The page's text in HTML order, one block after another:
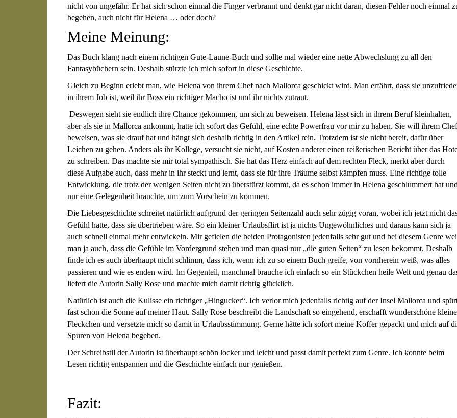
nicht von ungefähr. Er hat sich schon einmal die Finger verbrannt und denkt gar nicht daran, diesen Fehler noch einmal
begehen, auch nicht für Helena … oder doch?
Meine Meinung:
Das Buch klang nach einem richtigen Gute-Laune-Buch und sollte mal wieder eine nette Abwechslung zu all den
Fantasybüchern sein. Deshalb stürzte ich mich sofort in diese Geschichte.
Gleich zu Beginn erlebt man, wie Helena von ihrem Chef nach Mallorca geschickt wird. Man erfährt, dass sie
in ihrem Job ist, weil ihr Boss ein richtiger Macho ist und ihr nichts zutraut.
Deswegen sieht sie endlich ihre Chance gekommen, um sich zu beweisen. Helena lässt sich in ihrem Beruf kleinhalten,
aber als sie in Mallorca ankommt, hatte ich sofort das Gefühl, eine echte Powerfrau vor mir zu haben. Sie will ihrem Chef
beweisen, was sie drauf hat und hängt sich deshalb richtig in den Artikel rein. Trotzdem ist sie nicht bereit, dafür über
Leichen zu gehen. Anders als ihr Kollege, versucht sie nicht, auf Kosten anderer einen reißerischen Bericht über das
zu schreiben. Das machte sie mir total sympathisch. Sie hat das Herz einfach auf dem rechten Fleck, merkt aber durch
diese Aufgabe auch, dass mehr in ihr steckt und lernt, dass sie für ihre Träume selbst kämpfen muss. Eine richtige tolle
Entwicklung, die trotz der wenigen Seiten nicht zu überstürzt kommt, da es schon immer in Helena geschlummert hat
nur eine Gelegenheit brauchte, um zum Vorschein zu kommen.
Die Liebesgeschichte schreitet natürlich aufgrund der geringen Seitenzahl auch sehr zügig voran, wobei ich jetzt nicht
Gefühl hatte, dass sie übertrieben wäre. So ein kleiner Urlaubsflirt ist ja nichts Ungewöhnliches und daraus kann sich ja
auch schnell einmal mehr entwickeln. Mir gefielen die beiden Protagonisten jedenfalls sehr gut und bei diesem Genre
man ja auch, dass die Gefühle im Vordergrund stehen und man quasi nur „die guten Seiten“ zu lesen bekommt. Deshalb
finde ich es auch überhaupt nicht schlimm, dass ich, wenn ich zu so einem Buch greife, von vornherein weiß, was alles
passieren und wie es enden wird. Im Gegenteil, manchmal brauche ich einfach so ein Stückchen heile Welt und genau
liefert die Autorin Sally Rose und machte mich damit richtig glücklich.
Natürlich ist auch die Kulisse ein richtiger „Hingucker“. Ich verlor mich jedenfalls richtig auf der Insel Mallorca und
fast schon die Sonne auf meiner Haut. Sally Rose beschreibt die Landschaft so eingehend, erschafft wunderschöne kleine
Fleckchen und versetzte mich so damit in Urlaubsstimmung. Gerne hätte ich sofort meine Koffer gepackt und mich auf
Spuren von Helena begeben.
Der Schreibstil der Autorin ist überhaupt schön locker und leicht und passt damit perfekt zum Genre. Ich konnte beim
Lesen richtig entspannen und die Geschichte einfach nur genießen.
Fazit: